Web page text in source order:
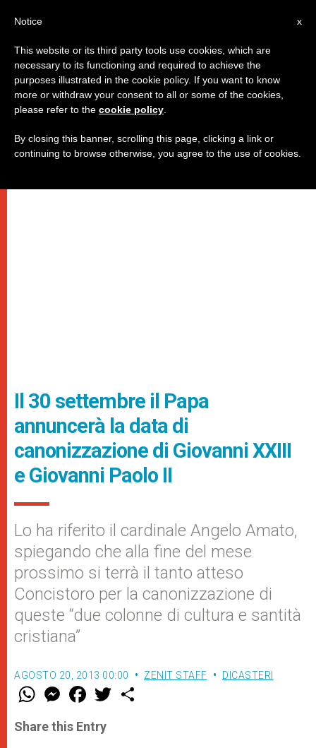
Il 30 settembre il Papa
annuncerà la data di
canonizzazione di Giovanni XXIII
e Giovanni Paolo II
Lo ha riferito il cardinale Angelo Amato,
spiegando che alla fine del mese
prossimo si terrà il tanto atteso
Concistoro per la canonizzazione di
queste “due colonne di cultura e santità
cristiana”
AGOSTO 20, 2013 00:00 ZENIT STAFF DICASTERI
W
t
s
M
e
s
e
F
a
e
b
w
Share this Entry
x
Notice
This website or its third party tools use cookies, which are
necessary to its functioning and required to achieve the
purposes illustrated in the cookie policy. If you want to know
more or withdraw your consent to all or some of the cookies,
please refer to the cookie policy
By closing this banner, scrolling this page, clicking a link or
continuing to browse otherwise, you agree to the use of cookies.